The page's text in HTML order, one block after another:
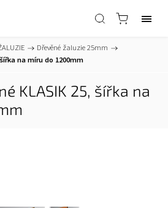
/ Dřevěné žaluzie 25mm /
na míru do 1200mm
KLASIK 25, šířka na